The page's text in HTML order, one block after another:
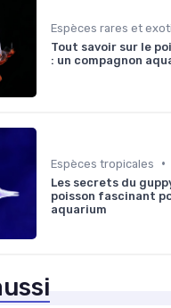
Tout savoir sur le
: un compagnon
Espèces tropicales •
Les secrets du
poisson fascinant
aquarium